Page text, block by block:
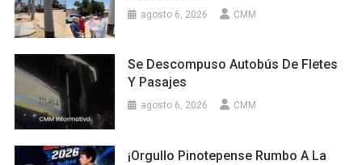
agosto 6, 2026 CMM
Se Descompuso Autobús De Fletes
Y Pasajes
agosto 6, 2026 CMM
¡Orgullo Pinotepense Rumbo A La